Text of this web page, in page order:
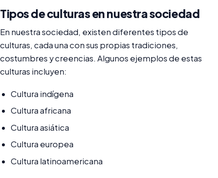
Tipos de culturas en nuestra sociedad
En nuestra sociedad, existen diferentes tipos de
culturas, cada una con sus propias tradiciones,
costumbres y creencias. Algunos ejemplos de estas
culturas incluyen:
Cultura indígena
Cultura africana
Cultura asiática
Cultura europea
Cultura latinoamericana